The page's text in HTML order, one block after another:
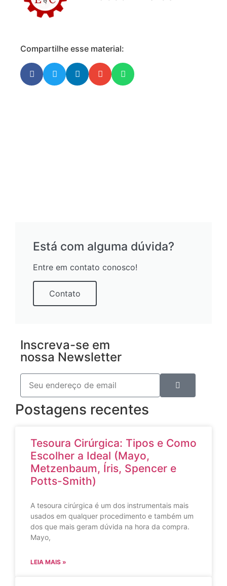
Compartilhe esse material:
Está com alguma dúvida?
Entre em contato conosco!
Contato
Inscreva-se em
nossa Newsletter
Postagens recentes
Tesoura Cirúrgica: Tipos e Como
Escolher a Ideal (Mayo,
Metzenbaum, Íris, Spencer e
Potts-Smith)
A tesoura cirúrgica é um dos instrumentais mais
usados em qualquer procedimento e também um
dos que mais geram dúvida na hora da compra.
Mayo,
LEIA MAIS »